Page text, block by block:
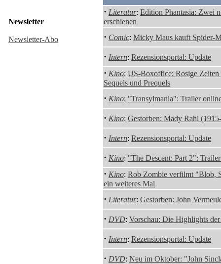
Newsletter
Newsletter-Abo
· Literatur: Edition Phantasia: Zwei
erschienen
· Comic: Micky Maus kauft Spider-
· Intern: Rezensionsportal: Update
· Kino: US-Boxoffice: Rosige
Sequels und Prequels
· Kino: "Transylmania": Trailer
· Kino: Gestorben: Mady Rahl
· Intern: Rezensionsportal: Update
· Kino: "The Descent: Part 2":
· Kino: Rob Zombie verfilmt "Blob,
ein weiteres Mal
· Literatur: Gestorben: John
· DVD: Vorschau: Die Highlights
· Intern: Rezensionsportal: Update
· DVD: Neu im Oktober: "John